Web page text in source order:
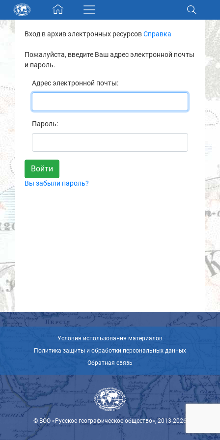
Skip navigation
Разделы и коллекции
Электронный каталог
Новости
О нас
Контакты
Партнеры
Вход в архив электронных ресурсовСправка
Пожалуйста, введите Ваш адрес электронной почты
и пароль.
Адрес электронной почты:
Пароль:
Вы забыли пароль?
Условия использования материалов
Политика защиты и обработки персональных данных
Обратная связь
© ВОО «Русское географическое общество», 2013-2026